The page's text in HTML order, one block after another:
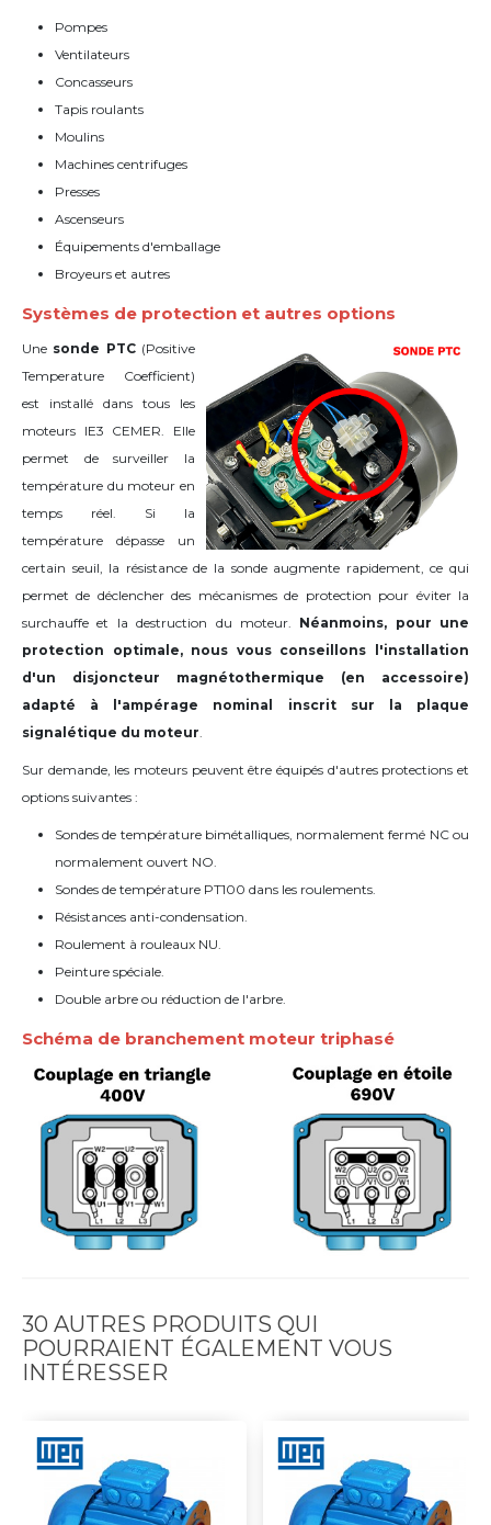
Pompes
Ventilateurs
Concasseurs
Tapis roulants
Moulins
Machines centrifuges
Presses
Ascenseurs
Équipements d'emballage
Broyeurs et autres
Systèmes de protection et autres options
Une sonde PTC(Positive
Temperature Coefficient)
est installé dans tous les
moteurs IE3 CEMER. Elle
permet de surveiller la
température du moteur en
temps réel. Si la
température dépasse un
certain seuil, la résistance de la sonde augmente rapidement, ce qui
permet de déclencher des mécanismes de protection pour éviter la
surchauffe et la destruction du moteur. Néanmoins, pour une
protection optimale, nous vous conseillons l'installation
d'un disjoncteur magnétothermique (en accessoire)
adapté à l'ampérage nominal inscrit sur la plaque
signalétique du moteur.
Sur demande, les moteurs peuvent être équipés d'autres protections et
options suivantes :
Sondes de température bimétalliques, normalement fermé NC ou
normalement ouvert NO.
Sondes de température PT100 dans les roulements.
Résistances anti-condensation.
Roulement à rouleaux NU.
Peinture spéciale.
Double arbre ou réduction de l'arbre.
Schéma de branchement moteur triphasé
30 AUTRES PRODUITS QUI
POURRAIENT ÉGALEMENT VOUS
INTÉRESSER